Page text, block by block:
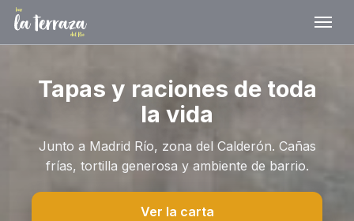
Tapas y raciones de toda
la vida
Junto a Madrid Río, zona del Calderón. Cañas
frías, tortilla generosa y ambiente de barrio.
Ver la carta